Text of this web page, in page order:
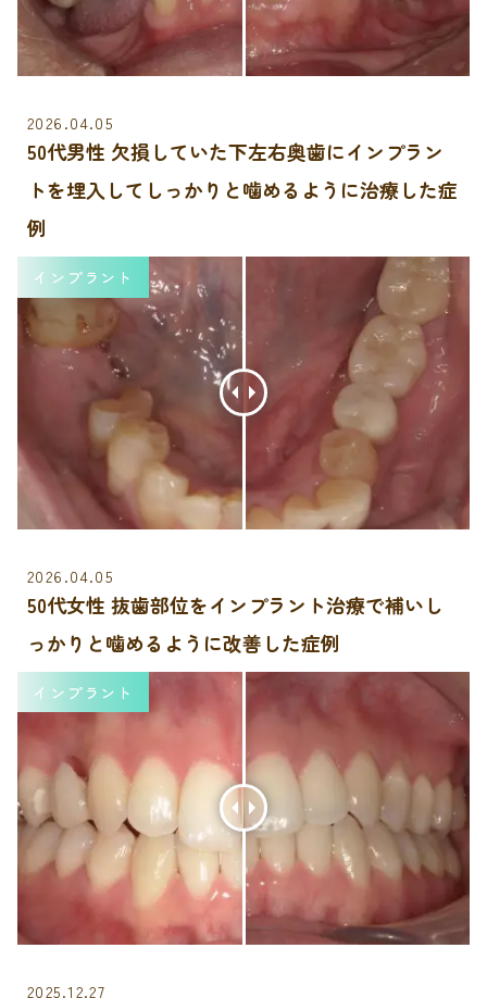
2026.04.05
50代男性 欠損していた下左右奥歯にインプラン
トを埋入してしっかりと噛めるように治療した症
例
インプラント
2026.04.05
50代女性 抜歯部位をインプラント治療で補いし
っかりと噛めるように改善した症例
インプラント
2025.12.27